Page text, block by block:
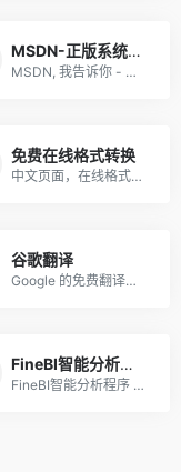
MSDN-正版系统及软件下载（超级好用）
MSDN, 我告诉你 - 做一个安静的工具站 最好用的纯净系统下载网站，没有之一！
免费在线格式转换
中文页面，在线格式转换，可以自定义转换参数，相当好用，未登录限制100M单个文件。
谷歌翻译
Google 的免费翻译服务可提供简体中文和另外 100 多种语言之间的互译功能，可让您即时翻译字词、短语和网页内容。
FineBI智能分析程序 – 多维可视
FineBI智能分析程序 - 多维可视数据分析，一般用不到，用到就是大用途。而且这个分析工具，你会用，其他人不会用就是极大的优势。